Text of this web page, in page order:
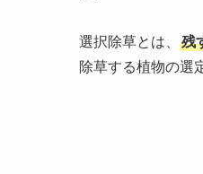
選択除草とは、 残
除草する植物の選